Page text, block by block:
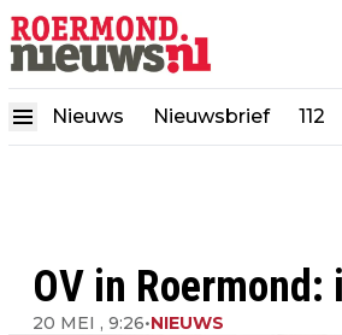
Nieuws Nieuwsbrief 112
OV in
20 MEI , 9:26•NIEUWS